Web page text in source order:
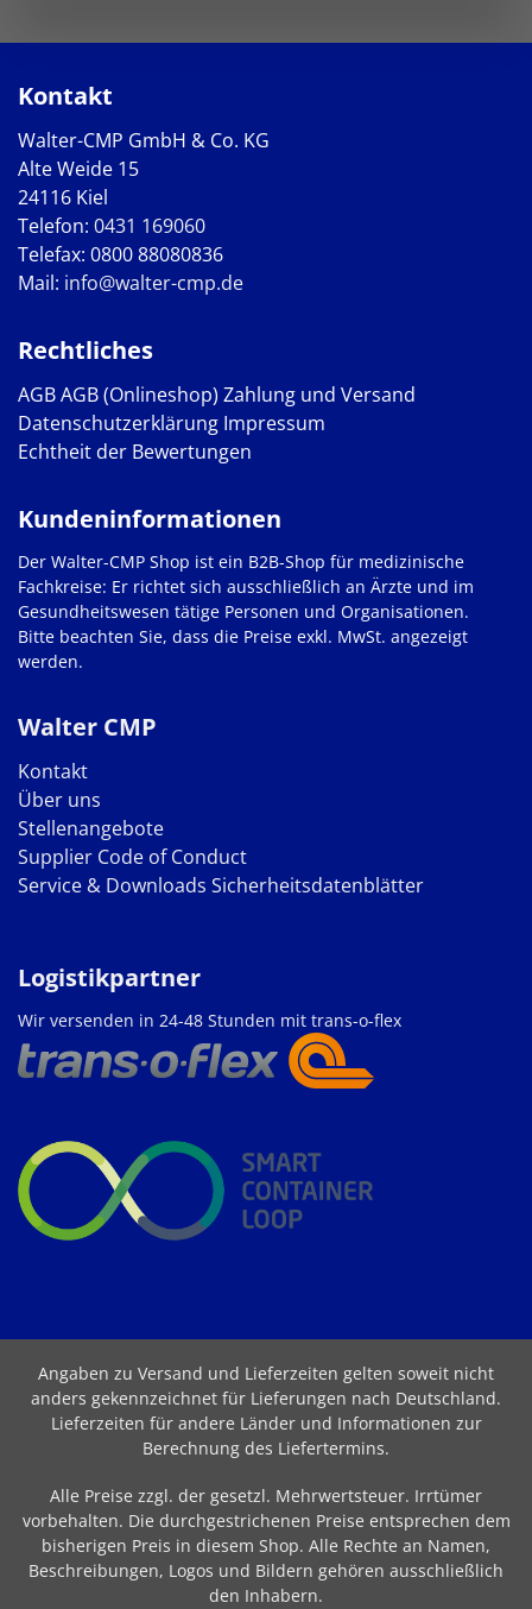
Kontakt
Walter-CMP GmbH & Co. KG
Alte Weide 15
24116 Kiel
Telefon: 0431 169060
Telefax: 0800 88080836
Mail: info@walter-cmp.de
Rechtliches
AGBAGB (Onlineshop) Zahlung und Versand
Datenschutzerklärung Impressum
Echtheit der Bewertungen
Walter CMP
Kontakt
Über uns
Stellenangebote
Supplier Code of Conduct
Service & Downloads Sicherheitsdatenblätter
Kundeninformationen
Der Walter-CMP Shop ist ein B2B-Shop für medizinische
Fachkreise: Er richtet sich ausschließlich an Ärzte und im
Gesundheitswesen tätige Personen und Organisationen.
Bitte beachten Sie, dass die Preise exkl. MwSt. angezeigt
werden.
Logistikpartner
Wir versenden in 24-48 Stunden mit trans-o-flex
Angaben zu Versand und Lieferzeiten gelten soweit nicht
anders gekennzeichnet für Lieferungen nach Deutschland.
Lieferzeiten für andere Länder und Informationen zur
Berechnung des Liefertermins.
Alle Preise zzgl. der gesetzl. Mehrwertsteuer. Irrtümer
vorbehalten. Die durchgestrichenen Preise entsprechen dem
bisherigen Preis in diesem Shop. Alle Rechte an Namen,
Beschreibungen, Logos und Bildern gehören ausschließlich
den Inhabern.